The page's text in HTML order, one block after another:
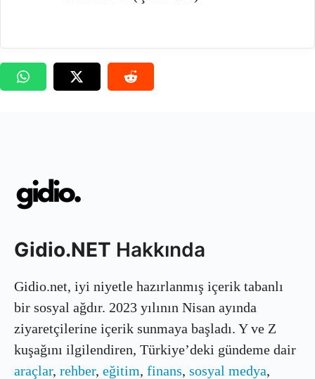
Gidio.NET Hakkında
Gidio.net, iyi niyetle hazırlanmış içerik tabanlı
bir sosyal ağdır. 2023 yılının Nisan ayında
ziyaretçilerine içerik sunmaya başladı. Y ve Z
kuşağını ilgilendiren, Türkiye’deki gündeme dair
araçlar, rehber, eğitim, finans, sosyal medya,